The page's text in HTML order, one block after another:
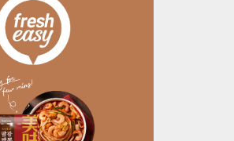
Өчигдөр
НАТО-ГИЙН ЛОГИСТИКИЙН
ЧУХАЛ ТӨВ ЛЕЙПЦИГИЙН
НИСЭХ БУУДАЛД
БӨМБӨГТЭЙ ДРО…
Өчигдөр